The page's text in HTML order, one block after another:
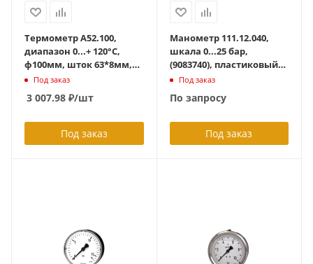
Термометр А52.100,
диапазон 0...+ 120°C,
ф100мм, шток 63*8мм,
(36525154/36535172) стат.
давл. до 25бар, гладкий
шток
Под заказ
3 007.98 ₽/шт
Под заказ
Манометр 111.12.040,
шкала 0...25 бар,
(9083740), пластиковый
корпус, +60 град С,
Под заказ
По запросу
Под заказ